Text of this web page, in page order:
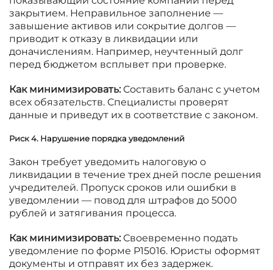
закрытием. Неправильное заполнение —
завышение активов или сокрытие долгов —
приводит к отказу в ликвидации или
доначислениям. Например, неучтенный долг
перед бюджетом всплывет при проверке.
Как минимизировать:Составить баланс с учетом
всех обязательств. Специалисты проверят
данные и приведут их в соответствие с законом.
Риск 4. Нарушение порядка уведомлений
Закон требует уведомить налоговую о
ликвидации в течение трех дней после решения
учредителей. Пропуск сроков или ошибки в
уведомлении — повод для штрафов до 5000
рублей и затягивания процесса.
Как минимизировать:Своевременно подать
уведомление по форме Р15016. Юристы оформят
документы и отправят их без задержек.